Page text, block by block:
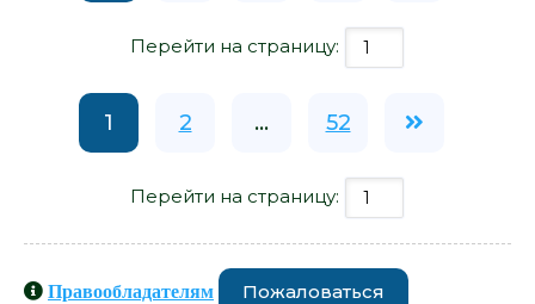
Перейти на страницу:
1 2 ... 52
Перейти на страницу:
Правообладателям Пожаловаться